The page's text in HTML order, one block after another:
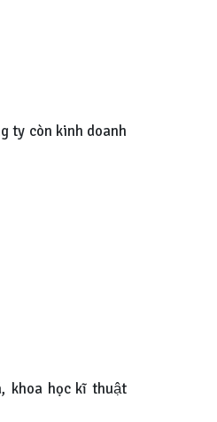
ty còn kinh doanh
khoa học kĩ thuật